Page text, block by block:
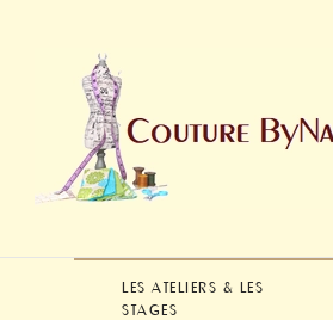
LES ATELIERS & LES
STAGES